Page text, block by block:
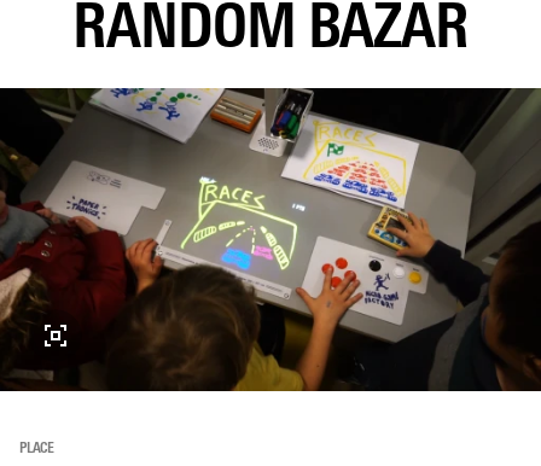
RANDOM BAZAR
PLACE